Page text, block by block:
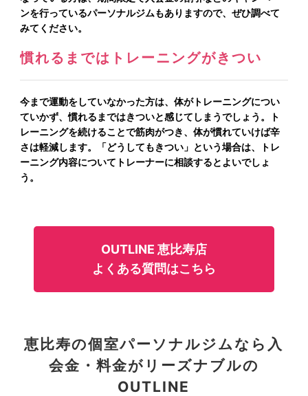
ンを行っているパーソナルジムもありますので、ぜひ調べて
みてください。
慣れるまではトレーニングがきつい
今まで運動をしていなかった方は、体がトレーニングについ
ていかず、慣れるまではきついと感じてしまうでしょう。ト
レーニングを続けることで筋肉がつき、体が慣れていけば辛
さは軽減します。「どうしてもきつい」という場合は、トレ
ーニング内容についてトレーナーに相談するとよいでしょ
う。
OUTLINE 恵比寿店
よくある質問はこちら
恵比寿の個室パーソナルジムなら入
会金・料金がリーズナブルの
OUTLINE